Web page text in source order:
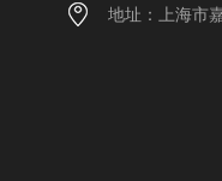
地址：上海市